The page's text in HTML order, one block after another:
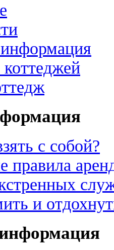
с собой?
правила
и